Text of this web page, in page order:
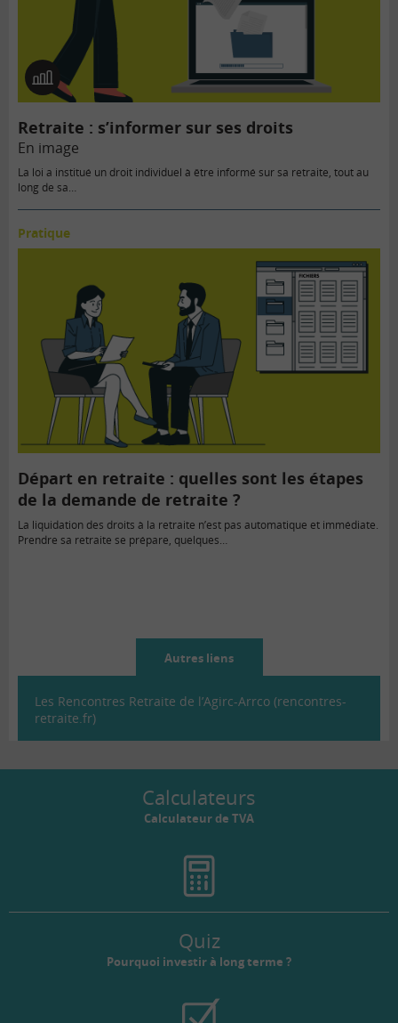
En
image
Retraite : s’informer sur ses droits
En image
La loi a institué un droit individuel à être informé sur sa retraite, tout au
long de sa…
Pratique
Départ en retraite : quelles sont les étapes
de la demande de retraite ?
La liquidation des droits à la retraite n’est pas automatique et immédiate.
Prendre sa retraite se prépare, quelques…
Autres liens
Les Rencontres Retraite de l’Agirc-Arrco (rencontres-
retraite.fr)
Calculateurs
Calculateur de TVA
Quiz
Pourquoi investir à long terme ?